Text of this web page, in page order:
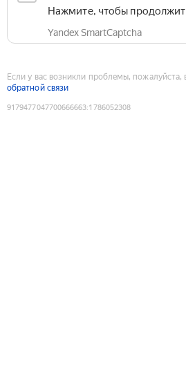
Нажмите, чтобы
Yandex SmartCaptcha
Если у вас возникли проблемы, пожалуйста,
обратной связи
9179477047700666663:1786052308